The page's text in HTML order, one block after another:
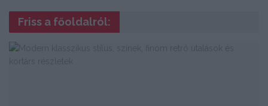
Friss a főoldalról: